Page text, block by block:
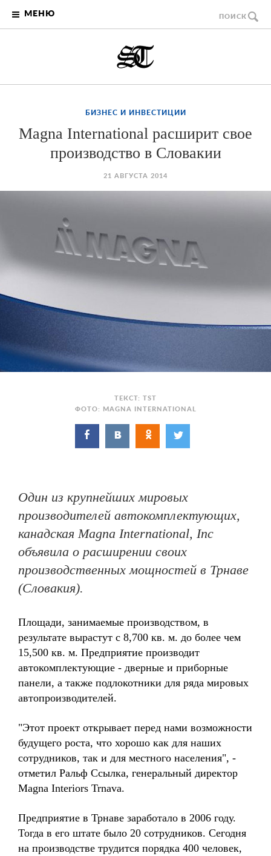
МЕНЮ ПОИСК
БИЗНЕС И ИНВЕСТИЦИИ
Magna International расширит свое
производство в Словакии
21 АВГУСТА 2014
ТЕКСТ: TST
ФОТО: MAGNA INTERNATIONAL
Один из крупнейших мировых
производителей автокомплектующих,
канадская Magna International, Inc
объявила о расширении своих
производственных мощностей в Трнаве
(Словакия).
Площади, занимаемые производством, в
результате вырастут с 8,700 кв. м. до более чем
15,500 кв. м. Предприятие производит
автокомплектующие - дверные и приборные
панели, а также подлокотники для ряда мировых
автопроизводителей.
"Этот проект открывает перед нами возможности
будущего роста, что хорошо как для наших
сотрудников, так и для местного населения", -
отметил Ральф Ссылка, генеральный директор
Magna Interiors Trnava.
Предприятие в Трнаве заработало в 2006 году.
Тогда в его штате было 20 сотрудников. Сегодня
на производстве трудится порядка 400 человек,